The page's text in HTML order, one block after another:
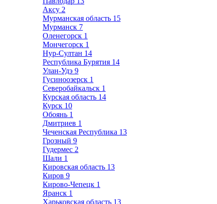
Аксу 2
Мурманская область 15
Мурманск 7
Оленегорск 1
Мончегорск 1
Нур-Султан 14
Республика Бурятия 14
Улан-Удэ 9
Гусиноозерск 1
Северобайкальск 1
Курская область 14
Курск 10
Обоянь 1
Дмитриев 1
Чеченская Республика 13
Грозный 9
Гудермес 2
Шали 1
Кировская область 13
Киров 9
Кирово-Чепецк 1
Яранск 1
Харьковская область 13